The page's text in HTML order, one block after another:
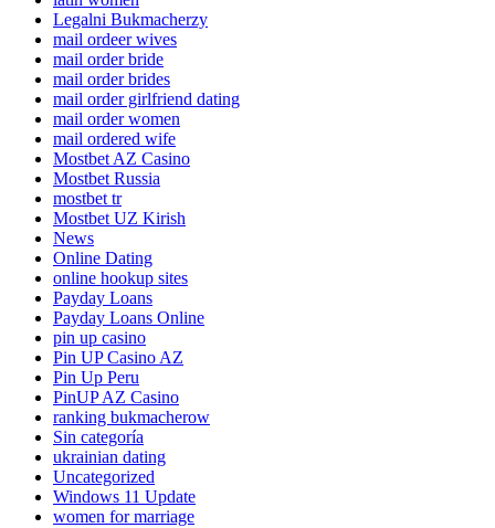
Legalni Bukmacherzy
mail ordeer wives
mail order bride
mail order brides
mail order girlfriend dating
mail order women
mail ordered wife
Mostbet AZ Casino
Mostbet Russia
mostbet tr
Mostbet UZ Kirish
News
Online Dating
online hookup sites
Payday Loans
Payday Loans Online
pin up casino
Pin UP Casino AZ
Pin Up Peru
PinUP AZ Casino
ranking bukmacherow
Sin categoría
ukrainian dating
Uncategorized
Windows 11 Update
women for marriage